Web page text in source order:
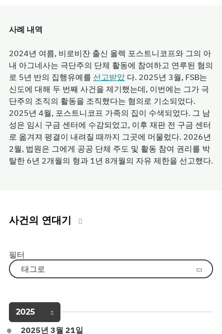
사례 내역
2024년 여름, 비로비잔 출신 올렉 포스트니코프와 그의 아
내 아그네사는 극단주의 단체 활동에 참여하고 연루된 혐의
로 5년 반의 집행유예를 선고받았 다. 2025년 3월, FSB는
신도에 대해 두 번째 사건을 제기했는데, 이번에는 그가 극
단주의 조직의 활동을 조직했다는 혐의로 기소되었다.
2025년 4월, 포스트니코프 가족의 집이 수색되었다. 그 남
성은 임시 구금 센터에 수감되었고, 이후 재판 전 구금 센터
로 옮겨져 평결이 내려질 때까지 그곳에 머물렀다. 2026년
2월, 법원은 그에게 공공 단체 주도 및 활동 참여 권리를 박
탈한 6년 2개월의 형과 1년 8개월의 자유 제한을 선고했다.
사건의 연대기
필터
태그로
2025
2025년 3월 21일